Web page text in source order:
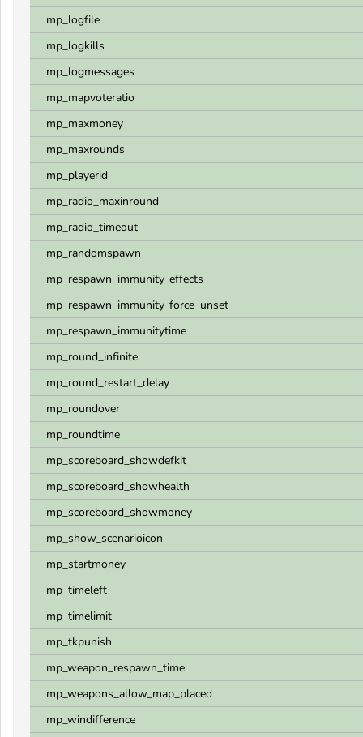
mp_logfile
mp_logkills
mp_logmessages
mp_mapvoteratio
mp_maxmoney
mp_maxrounds
mp_playerid
mp_radio_maxinround
mp_radio_timeout
mp_randomspawn
mp_respawn_immunity_effects
mp_respawn_immunity_force_unset
mp_respawn_immunitytime
mp_round_infinite
mp_round_restart_delay
mp_roundover
mp_roundtime
mp_scoreboard_showdefkit
mp_scoreboard_showhealth
mp_scoreboard_showmoney
mp_show_scenarioicon
mp_startmoney
mp_timeleft
mp_timelimit
mp_tkpunish
mp_weapon_respawn_time
mp_weapons_allow_map_placed
mp_windifference